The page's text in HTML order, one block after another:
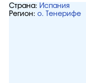
Страна: Испания
Регион: о. Тенерифе